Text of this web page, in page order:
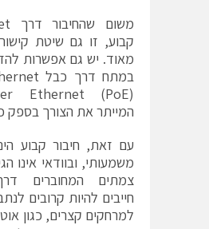
קבוע, זו גם שיטת
מאוד. יש גם אפשרות
המייתר את הצורך בספק
עם זאת, חיבור קבוע
משמעותי, ובוודאי אינו
חייבים להיות קרובים
למרחקים קצרים, כגון